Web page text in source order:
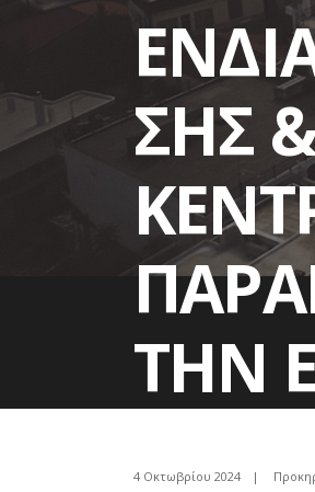
ΣΗΣ
ΤΗΝ
4 Οκτωβρίου 2024 |